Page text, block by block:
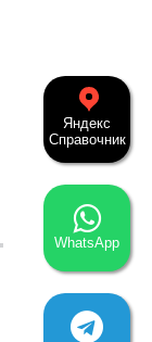
Яндекс
Справочник
WhatsApp